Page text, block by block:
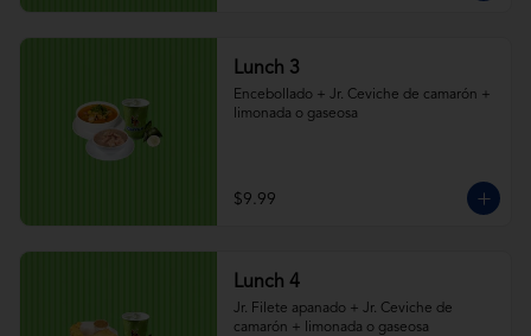
Lunch 3
Encebollado + Jr. Ceviche de camarón +
limonada o gaseosa
$9.99
Lunch 4
Jr. Filete apanado + Jr. Ceviche de
camarón + limonada o gaseosa